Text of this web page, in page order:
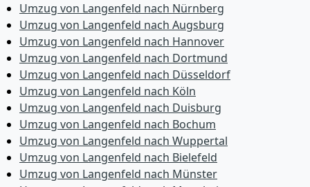
Umzug von Langenfeld nach Nürnberg
Umzug von Langenfeld nach Augsburg
Umzug von Langenfeld nach Hannover
Umzug von Langenfeld nach Dortmund
Umzug von Langenfeld nach Düsseldorf
Umzug von Langenfeld nach Köln
Umzug von Langenfeld nach Duisburg
Umzug von Langenfeld nach Bochum
Umzug von Langenfeld nach Wuppertal
Umzug von Langenfeld nach Bielefeld
Umzug von Langenfeld nach Münster